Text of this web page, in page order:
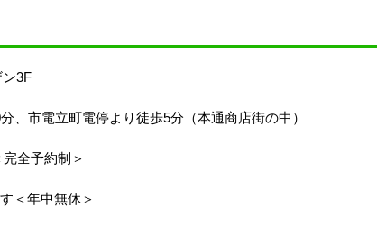
3F
、市電立町電停より徒歩5分（本通商店街の中）
全予約制＞
＜年中無休＞